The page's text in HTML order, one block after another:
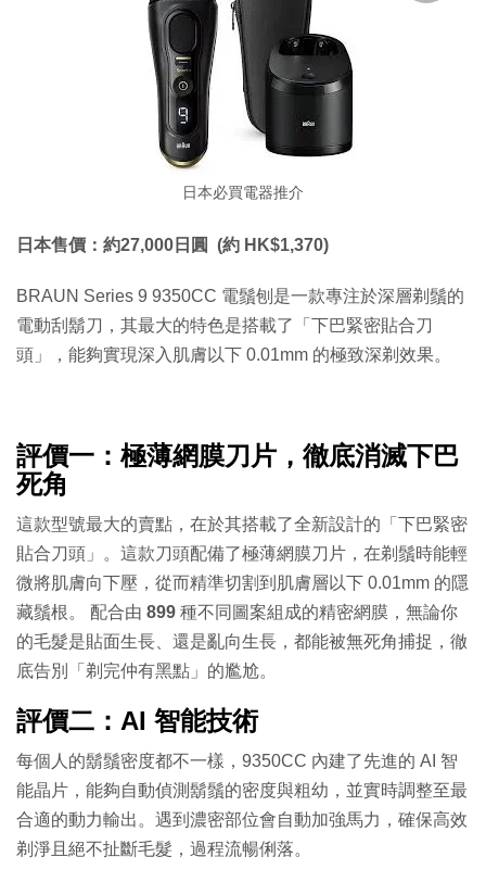
日本必買電器推介
日本售價：約27,000日圓 (約 HK$1,370)
BRAUN Series 9 9350CC 電鬚刨是一款專注於深層剃鬚的
電動刮鬍刀，其最大的特色是搭載了「下巴緊密貼合刀
頭」，能夠實現深入肌膚以下 0.01mm 的極致深剃效果。
評價一：極薄網膜刀片，徹底消滅下巴
死角
這款型號最大的賣點，在於其搭載了全新設計的「下巴緊密
貼合刀頭」。這款刀頭配備了極薄網膜刀片，在剃鬚時能輕
微將肌膚向下壓，從而精準切割到肌膚層以下 0.01mm 的隱
藏鬚根。 配合由 899 種不同圖案組成的精密網膜，無論你
的毛髮是貼面生長、還是亂向生長，都能被無死角捕捉，徹
底告別「剃完仲有黑點」的尷尬。
評價二：AI 智能技術
每個人的鬍鬚密度都不一樣，9350CC 內建了先進的 AI 智
能晶片，能夠自動偵測鬍鬚的密度與粗幼，並實時調整至最
合適的動力輸出。遇到濃密部位會自動加強馬力，確保高效
剃淨且絕不扯斷毛髮，過程流暢俐落。